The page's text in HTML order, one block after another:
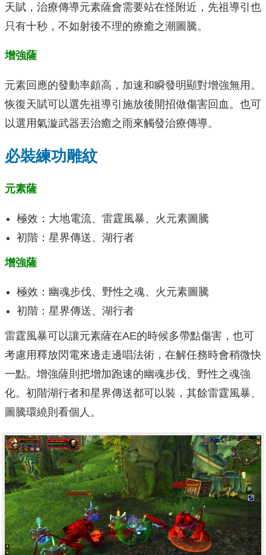
天賦，治療傳導元素薩會需要站在怪附近，先祖導引也
只有十秒，不如射後不理的療癒之潮圖騰。
增強薩
元素回應的發動率頗高，加速和瞬發明顯對增強無用。
恢復天賦可以選先祖導引施放後開招做傷害回血。也可
以選用氣漩武器丟治癒之雨來觸發治療傳導。
必裝練功雕紋
元素薩
極效：大地電流、雷霆風暴、火元素圖騰
初階：星界傳送、湖行者
增強薩
極效：幽魂步伐、野性之魂、火元素圖騰
初階：星界傳送、湖行者
雷霆風暴可以讓元素薩在AE的時候多帶點傷害，也可
考慮用釋放閃電來邊走邊唱法術，在解任務時會稍微快
一點。增強薩則把增加跑速的幽魂步伐、野性之魂強
化。初階湖行者和星界傳送都可以裝，其餘雷霆風暴、
圖騰環繞則看個人。